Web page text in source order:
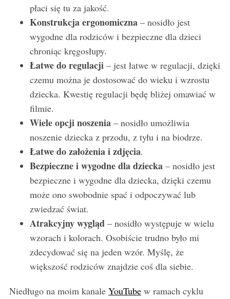
płaci się tu za jakość.
Konstrukcja ergonomiczna– nosidło jest
wygodne dla rodziców i bezpieczne dla dzieci
chroniąc kręgosłupy.
Łatwe do regulacji – jest łatwe w regulacji, dzięki
czemu można je dostosować do wieku i wzrostu
dziecka. Kwestię regulacji będę bliżej omawiać w
filmie.
Wiele opcji noszenia– nosidło umożliwia
noszenie dziecka z przodu, z tyłu i na biodrze.
Łatwe do założenia i zdjęcia.
Bezpieczne i wygodne dla dziecka– nosidło jest
bezpieczne i wygodne dla dziecka, dzięki czemu
może ono swobodnie spać i odpoczywać lub
zwiedzać świat.
Atrakcyjny wygląd – nosidło występuje w wielu
wzorach i kolorach. Osobiście trudno było mi
zdecydować się na jeden wzór. Myślę, że
większość rodziców znajdzie coś dla siebie.
Niedługo na moim kanale YouTubew ramach cyklu
S
e
r
c
h
f
r